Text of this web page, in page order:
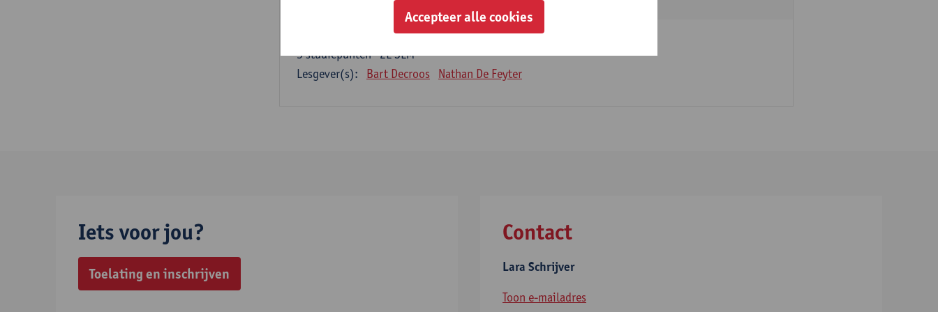
Lara Schrijver
2E SEM
3studiepunten
Lesgever(s):
Bart Decroos Nathan De Feyter
Iets voor jou?
Toelating en inschrijven
Contact
Lara Schrijver
Toon e-mailadres
Accepteer alle cookies